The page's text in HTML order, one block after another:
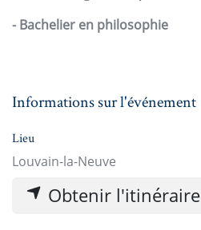
- Bachelier en philosophie
Informations sur l'événement
Lieu
Louvain-la-Neuve
Obtenir l'itinéraire